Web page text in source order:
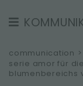
TESTIMONIAL
NEWS
communication >
serie amor für
blumenbereichs